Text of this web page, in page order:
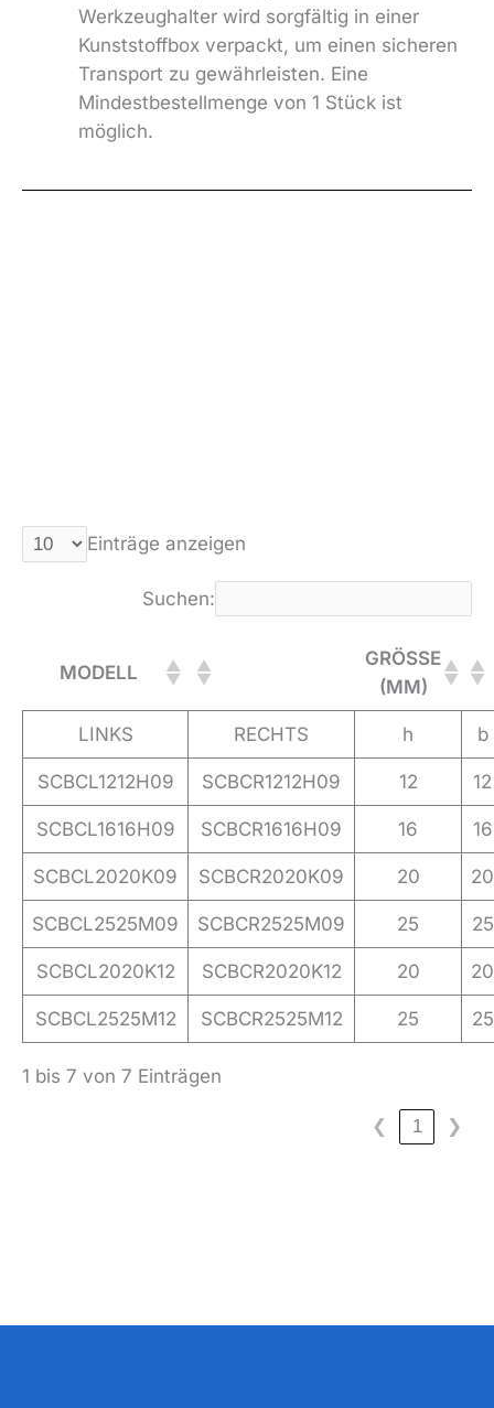
Werkzeughalter wird sorgfältig in einer
Kunststoffbox verpackt, um einen sicheren
Transport zu gewährleisten. Eine
Mindestbestellmenge von 1 Stück ist
möglich.
Einträge anzeigen
Suchen:
MODELL
GRÖSSE
(MM)
LINKS RECHTS h b
SCBCL1212H09 SCBCR1212H09 12 12
SCBCL1616H09 SCBCR1616H09 16 16
SCBCL2020K09 SCBCR2020K09 20 20
SCBCL2525M09 SCBCR2525M09 25 25
SCBCL2020K12 SCBCR2020K12 20 20
SCBCL2525M12 SCBCR2525M12 25 25
1 bis 7 von 7 Einträgen
❮ 1 ❯